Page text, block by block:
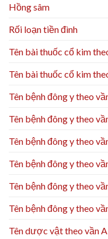
Hồng sâm
Rối loạn tiền đình
Tên bài thuốc cổ kim
Tên bài thuốc cổ kim
Tên bệnh đông y theo
Tên bệnh đông y theo
Tên bệnh đông y theo
Tên bệnh đông y theo
Tên bệnh đông y theo
Tên bệnh đông y theo
Tên dược vật theo vần A